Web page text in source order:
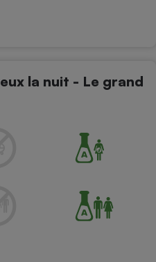
la nuit - Le grand